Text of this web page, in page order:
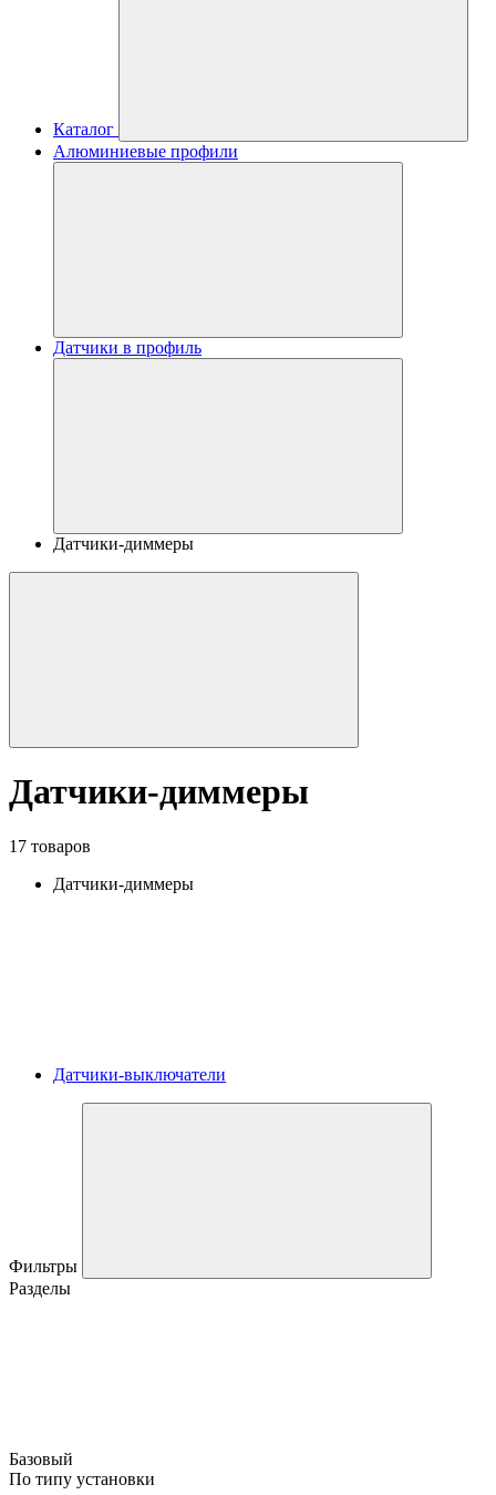
Каталог
Алюминиевые профили
Датчики в профиль
Датчики-диммеры
Датчики-диммеры
17 товаров
Датчики-диммеры
Датчики-выключатели
Фильтры
Разделы
Базовый
По типу установки